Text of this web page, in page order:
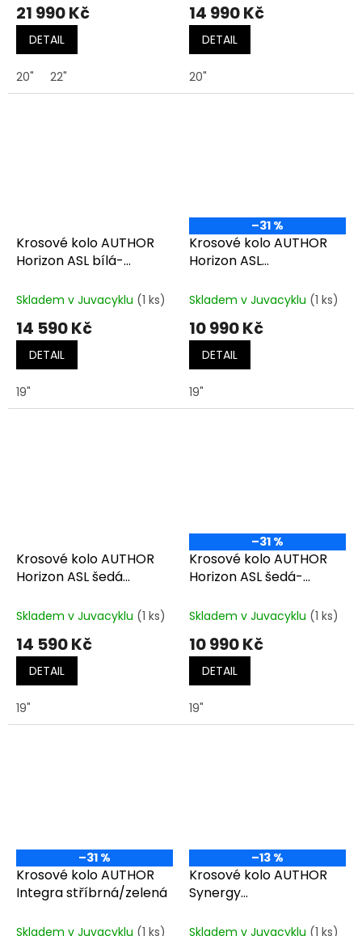
21 990 Kč
DETAIL
20" 22"
14 990 Kč
DETAIL
20"
Krosové kolo AUTHOR
Horizon ASL bílá-
Skladem v Juvacyklu (1 ks)
14 590 Kč
DETAIL
19"
–31 %
Krosové kolo AUTHOR
Horizon ASL
Skladem v Juvacyklu (1 ks)
10 990 Kč
DETAIL
19"
Krosové kolo AUTHOR
Horizon ASL šedá
Skladem v Juvacyklu (1 ks)
14 590 Kč
DETAIL
19"
–31 %
Krosové kolo AUTHOR
Horizon ASL šedá-
Skladem v Juvacyklu (1 ks)
10 990 Kč
DETAIL
19"
–31 %
Krosové kolo AUTHOR
Integra stříbrná/zelená
Skladem v Juvacyklu (1 ks)
–13 %
Krosové kolo AUTHOR
Synergy
černá
Skladem v Juvacyklu (1 ks)